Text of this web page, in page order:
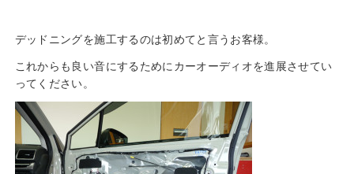
デッドニングを施工するのは初めてと言うお客様。
これからも良い音にするためにカーオーディオを進展させてい
ってください。